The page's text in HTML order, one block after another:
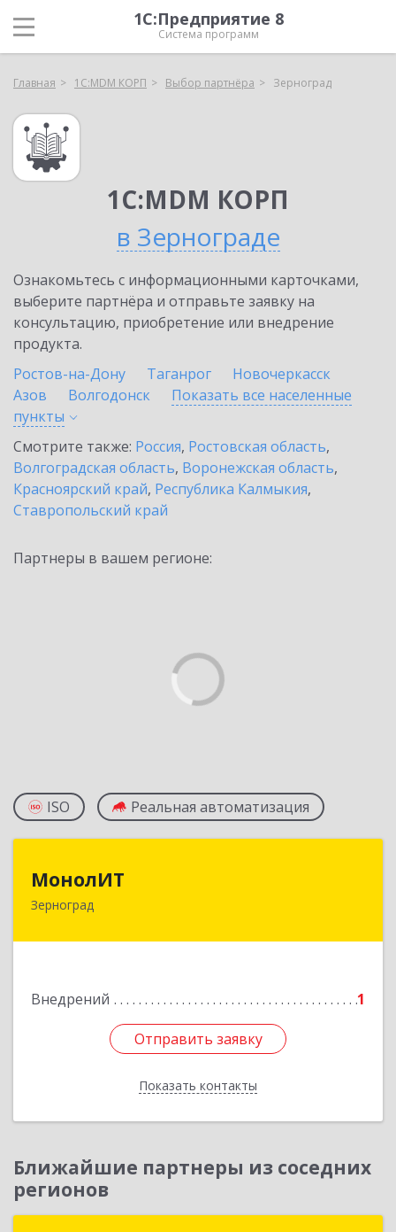
1С:Предприятие 8
Система программ
Главная 1С:MDM КОРП Выбор партнёра Зерноград
1С:MDM КОРП
в Зернограде
Ознакомьтесь с информационными карточками,
выберите партнёра и отправьте заявку на
консультацию, приобретение или внедрение
продукта.
Ростов-на-Дону
Таганрог
Новочеркасск
Азов
Волгодонск
Показать все населенные
пункты
Смотрите также: Россия, Ростовская область,
Волгоградская область, Воронежская область,
Красноярский край, Республика Калмыкия,
Ставропольский край
Партнеры в вашем регионе:
ISO Реальная автоматизация
МонолИТ
Зерноград
Внедрений 1
Отправить заявку
Показать контакты
347740, Ростовская обл, Зерноградский р-н,
Отправить заявку
Назад
Ближайшие партнеры из соседних
регионов